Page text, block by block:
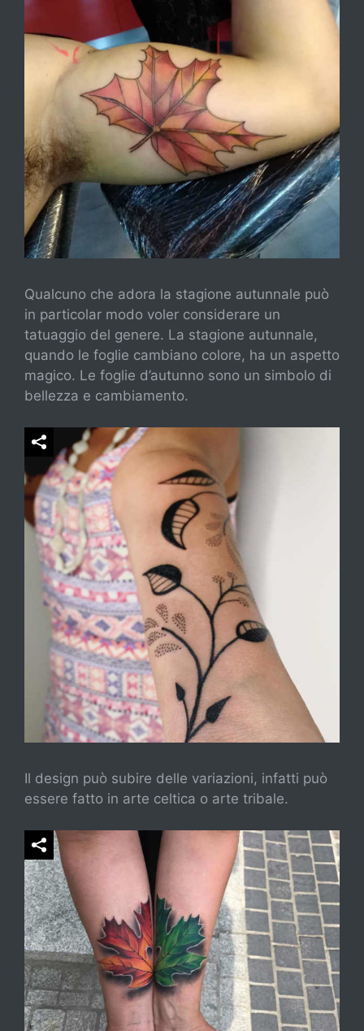
Qualcuno che adora la stagione autunnale può
in particolar modo voler considerare un
tatuaggio del genere. La stagione autunnale,
quando le foglie cambiano colore, ha un aspetto
magico. Le foglie d’autunno sono un simbolo di
bellezza e cambiamento.
Il design può subire delle variazioni, infatti può
essere fatto in arte celtica o arte tribale.